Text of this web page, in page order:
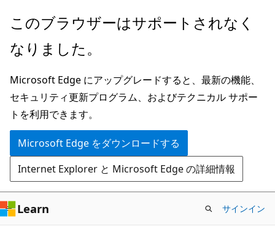
メ
ン
ン
テ
ン
ツ
に
ス
キ
ッ
プ
このブラウザーはサポートされなく
なりました。
Microsoft Edge にアップグレードすると、最新の機能、
セキュリティ更新プログラム、およびテクニカル サポー
トを利用できます。
Microsoft Edge をダウンロードする
Internet Explorer と Microsoft Edge の詳細情報
Learn サインイン